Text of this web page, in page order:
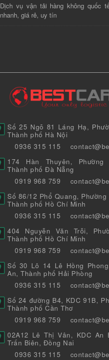
Dịch vụ vận tải hàng không quốc
nhanh, giá rẻ, uy tín
Số 25 Ngõ 81 Láng Hạ,
Thành phố Hà Nội
0936 315 115
174 Hàn Thuyên, Phường
Thành phố Đà Nẵng
0919 968 759
Số 86/12 Phổ Quang, Phường
Thành phố Hồ Chí Minh
0936 315 115
404 Nguyễn Văn Trỗi,
Thành phố Hồ Chí Minh
0919 968 759
Số 30 Lô 14 Lê Hồng
An, Thành phố Hải Phòng
0936 315 115
Số 24 đường B4, KDC 91B,
Thành phố Cần Thơ
0919 968 759
02A12 Lê Thị Vân, KDC An
Trấn Biên, Đồng Nai
0936 315 115